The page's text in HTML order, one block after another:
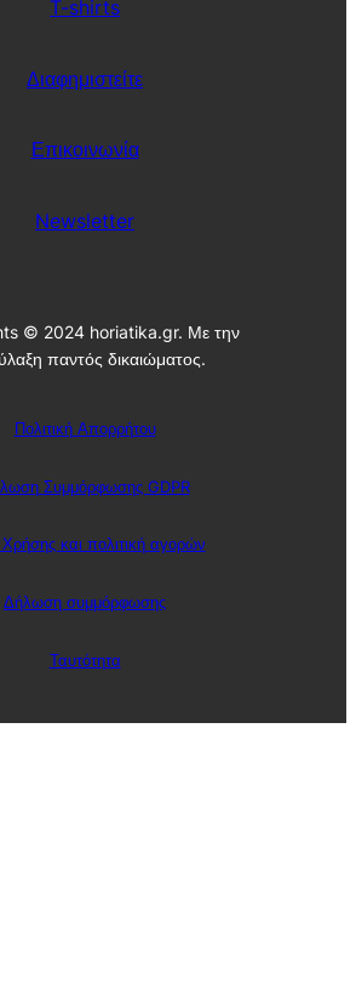
T-shirts
Διαφημιστείτε
Επικοινωνία
Newsletter
© 2024 horiatika.gr. Με την
παντός δικαιώματος.
Πολιτική Απορρήτου
Συμμόρφωσης GDPR
και πολιτική αγορών
Δήλωση συμμόρφωσης
Ταυτότητα